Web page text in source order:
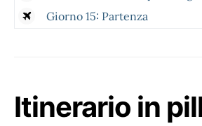
Giorno 15: Partenza
Itinerario in